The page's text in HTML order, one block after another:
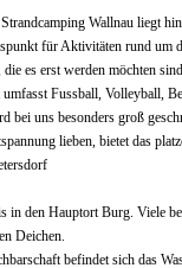
Wallnau liegt
für Aktivitäten rund um
es erst werden möchten
Fussball, Volleyball,
bei uns besonders groß
lieben, bietet das
in den Hauptort Burg. Viele
Deichen.
befindet sich das